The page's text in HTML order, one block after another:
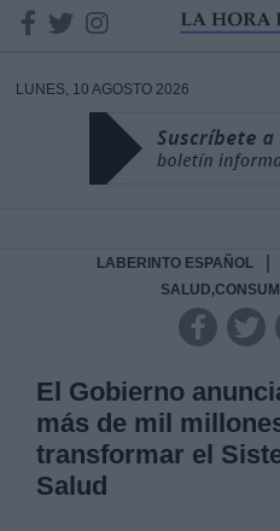
LUNES, 10 AGOSTO 2026
LABERINTO ESPAÑOL
El Gobierno
más de mil
transformar el
Salud
DATOS
Responsable:
Destinatarios: